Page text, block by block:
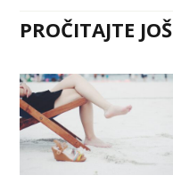
PROČITAJTE JOŠ